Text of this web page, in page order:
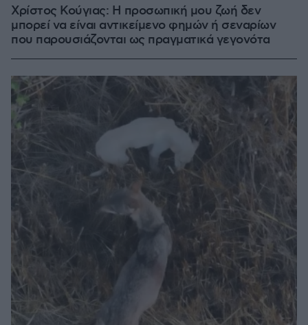
Χρίστος Κούγιας: Η προσωπική μου ζωή δεν
μπορεί να είναι αντικείμενο φημών ή σεναρίων
που παρουσιάζονται ως πραγματικά γεγονότα